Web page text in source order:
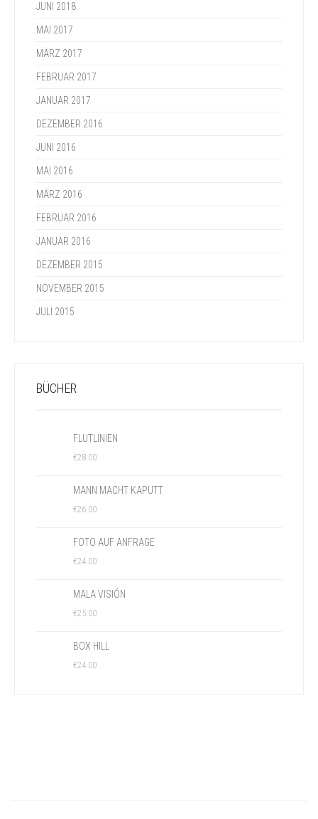
JUNI 2018
MAI 2017
MÄRZ 2017
FEBRUAR 2017
JANUAR 2017
DEZEMBER 2016
JUNI 2016
MAI 2016
MÄRZ 2016
FEBRUAR 2016
JANUAR 2016
DEZEMBER 2015
NOVEMBER 2015
JULI 2015
BÜCHER
FLUTLINIEN
€28.00
MANN MACHT KAPUTT
€26.00
FOTO AUF ANFRAGE
€24.00
MALA VISIÓN
€25.00
BOX HILL
€24.00